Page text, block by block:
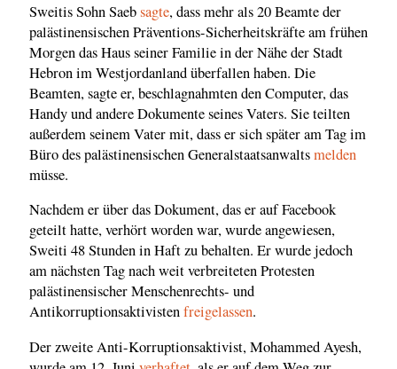
Sweitis Sohn Saebsagte, dass mehr als 20 Beamte der
palästinensischen Präventions-Sicherheitskräfte am frühen
Morgen das Haus seiner Familie in der Nähe der Stadt
Hebron im Westjordanland überfallen haben. Die
Beamten, sagte er, beschlagnahmten den Computer, das
Handy und andere Dokumente seines Vaters. Sie teilten
außerdem seinem Vater mit, dass er sich später am Tag im
Büro des palästinensischen Generalstaatsanwaltsmelden
müsse.
Nachdem er über das Dokument, das er auf Facebook
geteilt hatte, verhört worden war, wurde angewiesen,
Sweiti 48 Stunden in Haft zu behalten. Er wurde jedoch
am nächsten Tag nach weit verbreiteten Protesten
palästinensischer Menschenrechts- und
Antikorruptionsaktivistenfreigelassen.
Der zweite Anti-Korruptionsaktivist, Mohammed Ayesh,